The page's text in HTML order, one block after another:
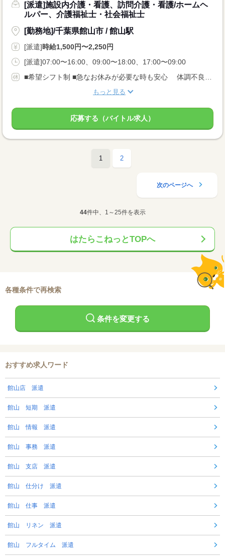
[派遣]施設内介護・看護、訪問介護・看護/ホームヘ
ルパー、介護福祉士・社会福祉士
[勤務地]/千葉県館山市 / 館山駅
[派遣]時給1,500円〜2,250円
[派遣]07:00〜16:00、09:00〜18:00、17:00〜09:00
■希望シフト制 ■急なお休みが必要な時も安心 体調不良やご家庭の都合でのお休みにも 理解がある職場です。 言いづらいことはコーディネーターが代わりにお伝えします。 なんでも相談してくださいね。
もっと見る
応募する（バイトル求人）
1 2
次のページへ
44件中、1～25件を表示
はたらこねっとTOPへ
各種条件で再検索
条件を変更する
おすすめ求人ワード
館山店 派遣
館山 短期 派遣
館山 情報 派遣
館山 事務 派遣
館山 支店 派遣
館山 仕分け 派遣
館山 仕事 派遣
館山 リネン 派遣
館山 フルタイム 派遣